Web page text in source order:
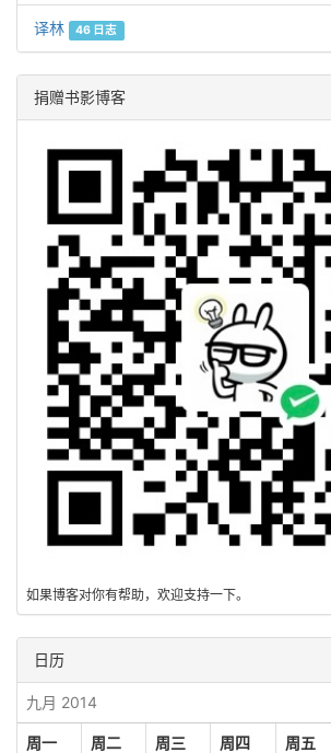
译林 46 日志
捐赠书影博客
如果博客对你有帮助，欢迎支持一下。
日历
九月 2014
周一 周二 周三 周四 周五